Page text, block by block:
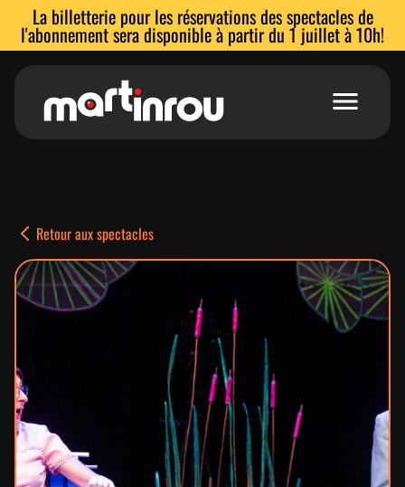
La billetterie pour les réservations des spectacles de
l'abonnement sera disponible à partir du 1 juillet à 10h!
Abonnements
Stages et ateliers
Location de salles
Mécénat
Contact
Retour aux spectacles